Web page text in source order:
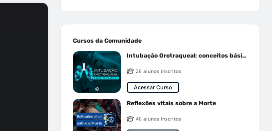
Cursos da Comunidade
Intubação Orotraqueal: conceitos básicos
26 alunos inscritos
Acessar Curso
Reflexões vitais sobre a Morte
46 alunos inscritos